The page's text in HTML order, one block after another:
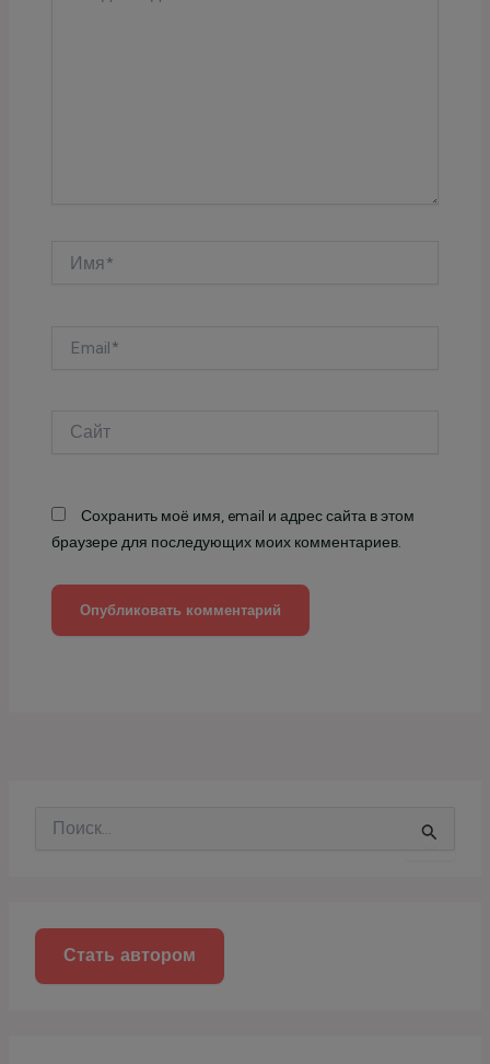
Сохранить моё имя, email и адрес сайта в этом
браузере для последующих моих комментариев.
Стать автором